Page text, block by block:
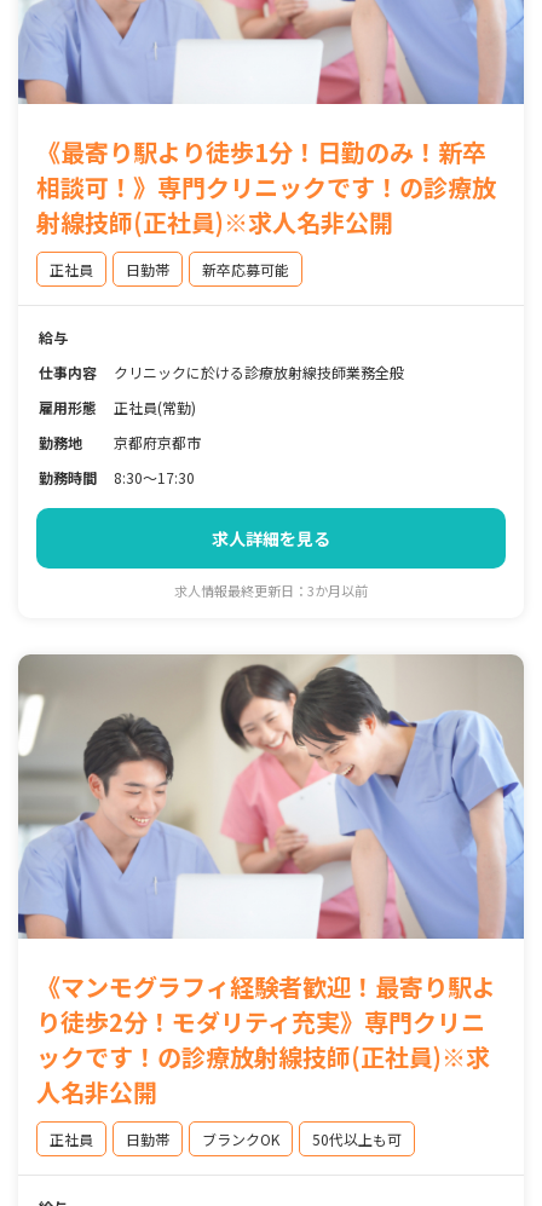
《最寄り駅より徒歩1分！日勤のみ！新卒
相談可！》専門クリニックです！の診療放
射線技師(正社員)※求人名非公開
正社員 日勤帯 新卒応募可能
給与
仕事内容
クリニックに於ける診療放射線技師業務全般
雇用形態
正社員(常勤)
勤務地
京都府京都市
勤務時間
8:30～17:30
求人詳細を見る
求人情報最終更新日：3か月以前
《マンモグラフィ経験者歓迎！最寄り駅よ
り徒歩2分！モダリティ充実》専門クリニ
ックです！の診療放射線技師(正社員)※求
人名非公開
正社員 日勤帯 ブランクOK 50代以上も可